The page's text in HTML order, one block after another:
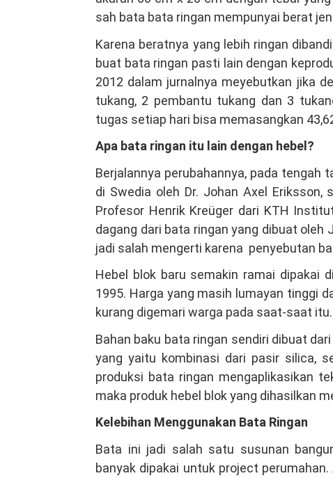
sah bata bata ringan mempunyai berat
Karena beratnya yang lebih ringan
buat bata ringan pasti lain dengan
2012 dalam jurnalnya meyebutkan jika
tukang, 2 pembantu tukang dan 3
tugas setiap hari bisa memasangkan
Apa bata ringan itu lain dengan hebel?
Berjalannya perubahannya, pada
di Swedia oleh Dr. Johan Axel
Profesor Henrik Kreüger dari KTH
dagang dari bata ringan yang dibuat oleh
jadi salah mengerti karena penyebutan
Hebel blok baru semakin ramai dipakai
1995. Harga yang masih lumayan tinggi
kurang digemari warga pada saat-saat itu.
Bahan baku bata ringan sendiri dibuat
yang yaitu kombinasi dari pasir silica,
produksi bata ringan mengaplikasikan
maka produk hebel blok yang dihasilkan
Kelebihan Menggunakan Bata Ringan
Bata ini jadi salah satu susunan
banyak dipakai untuk project